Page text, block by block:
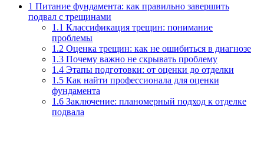
1 Питание фундамента: как правильно завершить
подвал с трещинами
1.1 Классификация трещин: понимание
проблемы
1.2 Оценка трещин: как не ошибиться в диагнозе
1.3 Почему важно не скрывать проблему
1.4 Этапы подготовки: от оценки до отделки
1.5 Как найти профессионала для оценки
фундамента
1.6 Заключение: планомерный подход к отделке
подвала